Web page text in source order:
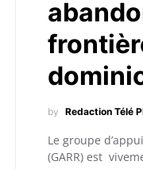
by Redaction Télé
Le groupe
(GARR) est